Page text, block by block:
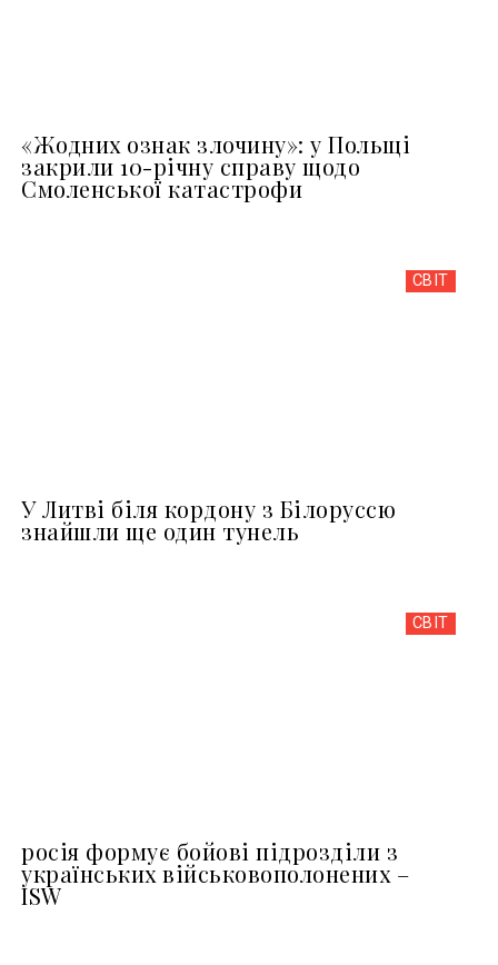
«Жодних ознак злочину»: у Польщі
закрили 10-річну справу щодо
Смоленської катастрофи
СВІТ
У Литві біля кордону з Білоруссю
знайшли ще один тунель
СВІТ
росія формує бойові підрозділи з
українських військовополонених –
ISW